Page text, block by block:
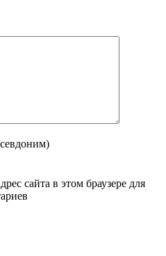
сайта в этом браузере для